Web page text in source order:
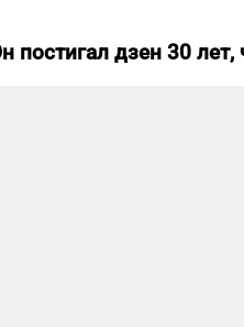
постигал дзен 30